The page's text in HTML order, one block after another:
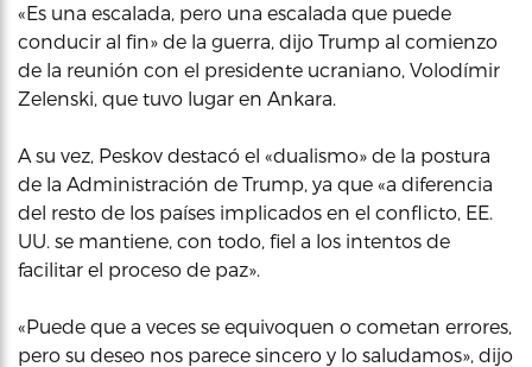
«Es una escalada, pero una escalada que puede
conducir al fin» de la guerra, dijo Trump al comienzo
de la reunión con el presidente ucraniano, Volodímir
Zelenski, que tuvo lugar en Ankara.
A su vez, Peskov destacó el «dualismo» de la postura
de la Administración de Trump, ya que «a diferencia
del resto de los países implicados en el conflicto, EE.
UU. se mantiene, con todo, fiel a los intentos de
facilitar el proceso de paz».
«Puede que a veces se equivoquen o cometan errores,
pero su deseo nos parece sincero y lo saludamos», dijo